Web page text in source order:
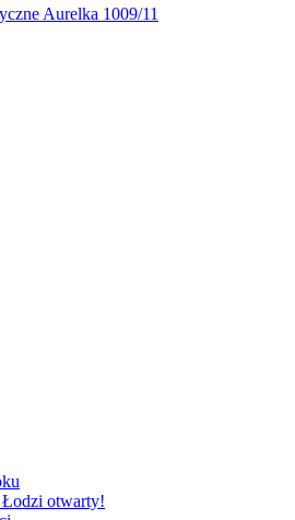
Aurelka 1009/11
Łodzi otwarty!